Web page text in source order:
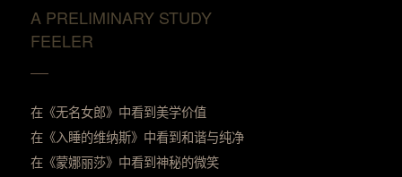
A PRELIMINARY STUDY
FEELER
在《无名女郎》中看到美学价值
在《入睡的维纳斯》中看到和谐与纯净
在《蒙娜丽莎》中看到神秘的微笑